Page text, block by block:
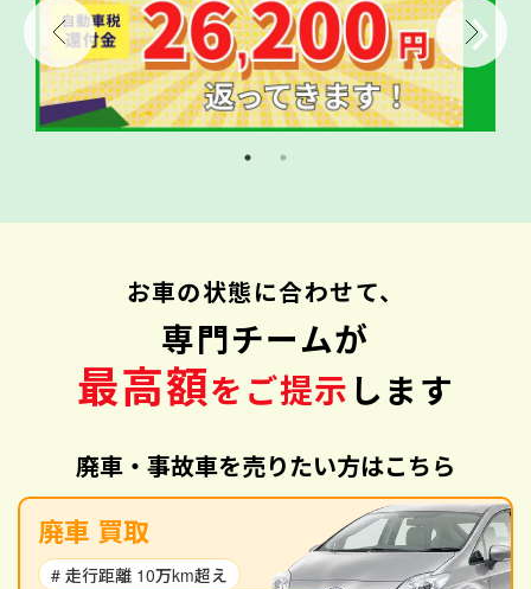
お車の状態に合わせて、
専門チームが
最高額をご提示 します
廃車・事故車を売りたい方はこちら
廃車 買取
# 走行距離 10万km超え